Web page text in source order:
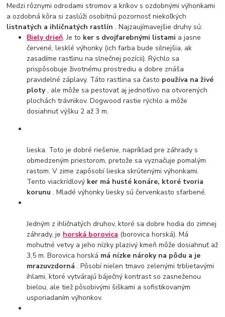
Medzi rôznymi odrodami stromov a kríkov s ozdobnými výhonkami
a ozdobná kôra si zaslúži osobitnú pozornosť niekoľkých
listnatých a ihličnatých rastlín. Najzaujímavejšie druhy sú:
Biely drieň. Je to ker s dvojfarebnými listami a jasne
červené, lesklé výhonky (ich farba bude silnejšia, ak
zasadíme rastlinu na slnečnej pozícii). Rýchlo sa
prispôsobuje životnému prostrediu a dobre znáša
pravidelné záplavy. Táto rastlina sa často používa na živé
ploty, ale môže sa pestovať aj jednotlivo na otvorených
plochách trávnikov. Dogwood rastie rýchlo a môže
dosiahnuť výšku 2 až 3 m.
lieska. Toto je dobré riešenie, napríklad pre záhrady s
obmedzeným priestorom, pretože sa vyznačuje pomalým
rastom. V zime zapôsobí lieska skrútenými výhonkami.
Tento viackrídlový ker má husté konáre, ktoré tvoria
korunu. Mladé výhonky liesky sú červenkasto sfarbené.
Jedným z ihličnatých druhov, ktoré sa dobre hodia do zimnej
záhrady, je horská borovica (borovica horská). Má
mohutné vetvy a jeho nízky plazivý kmeň môže dosiahnuť až
3,5 m. Borovica horská má nízke nároky na pôdu a je
mrazuvzdorná. Pôsobí nielen tmavo zelenými trblietavými
ihlami, ktoré vytvárajú báječný kontrast so zasneženou
bielou, ale tiež pôsobivými šiškami a sofistikovaným
usporiadaním výhonkov.